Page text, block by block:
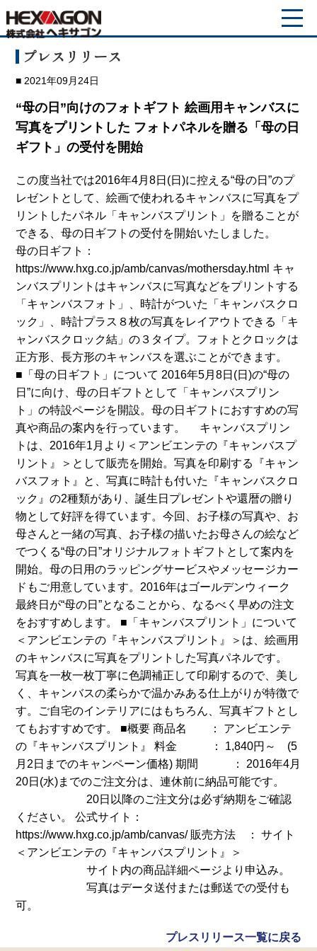
プレスリリース
2021年09月24日
“母の日”向けのフォトギフト 絵画用キャンバスに
写真をプリントした フォトパネルを贈る「母の日
ギフト」の受付を開始
この度当社では2016年4月8日(日)に控える“母の日”のプ
レゼントとして、絵画で使われるキャンバスに写真をプ
リントしたパネル「キャンバスプリント」を贈ることが
できる、母の日ギフトの受付を開始いたしました。
母の日ギフト：
https://www.hxg.co.jp/amb/canvas/mothersday.html キャ
ンバスプリントはキャンバスに写真などをプリントする
「キャンバスフォト」、時計がついた「キャンバスクロ
ック」、時計プラス８枚の写真をレイアウトできる「キ
ャンバスクロック結」の３タイプ。フォトとクロックは
正方形、長方形のキャンバスを選ぶことができます。
■「母の日ギフト」について 2016年5月8日(日)の“母の
日”に向け、母の日ギフトとして「キャンバスプリン
ト」の特設ページを開設。母の日ギフトにおすすめの写
真や商品の案内を行っています。 キャンバスプリン
トは、2016年1月より＜アンビエンテの『キャンバスプ
リント』＞として販売を開始。写真を印刷する『キャン
バスフォト』と、写真に時計も付いた『キャンバスクロ
ック』の2種類があり、誕生日プレゼントや還暦の贈り
物として好評を得ています。今回、お子様の写真や、お
母さんと一緒の写真、お子様の描いたお母さんの絵など
でつくる“母の日”オリジナルフォトギフトとして案内を
開始。母の日用のラッピングサービスやメッセージカー
ドもご用意しています。2016年はゴールデンウィーク
最終日が“母の日”となることから、なるべく早めの注文
をおすすめします。 ■「キャンバスプリント」について
＜アンビエンテの『キャンバスプリント』＞は、絵画用
のキャンバスに写真をプリントした写真パネルです。
写真を一枚一枚丁寧に色調補正して印刷するので、美し
く、キャンバスの柔らかで温かみある仕上がりが特徴で
す。ご自宅のインテリアにはもちろん、写真ギフトとし
てもおすすめです。 ■概要 商品名 ： アンビエンテ
の『キャンバスプリント』 料金 ： 1,840円～ (5
月2日までのキャンペーン価格) 期間 ： 2016年4月
20日(水)までのご注文分は、連休前に納品可能です。
20日以降のご注文分は必ず納期をご確認
ください。 公式サイト：
https://www.hxg.co.jp/amb/canvas/ 販売方法 ： サイト
＜アンビエンテの『キャンバスプリント』＞
サイト内の商品詳細ページより申込み。
写真はデータ送付または郵送での受付も
可。
プレスリリース一覧に戻る